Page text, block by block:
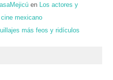
en
Los actores y
mexicano
más feos y ridículos